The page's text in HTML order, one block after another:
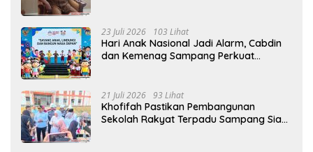
23 Juli 2026 103 Lihat
Hari Anak Nasional Jadi Alarm, Cabdin
dan Kemenag Sampang Perkuat
21 Juli 2026 93 Lihat
Khofifah Pastikan Pembangunan
Sekolah Rakyat Terpadu Sampang Siap